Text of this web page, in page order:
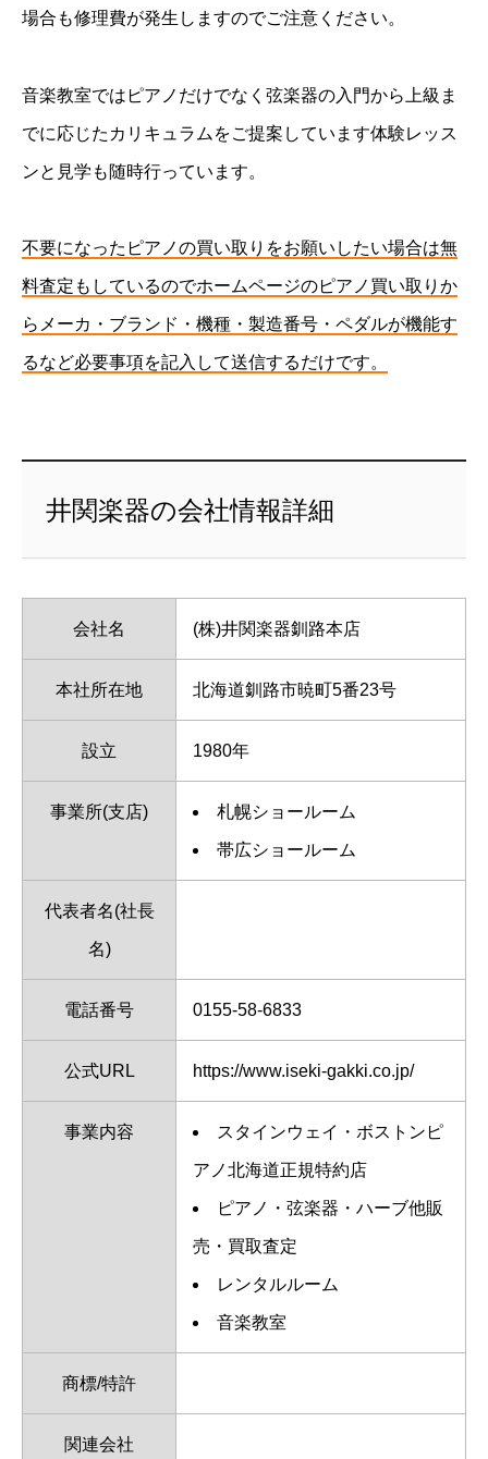
場合も修理費が発生しますのでご注意ください。
音楽教室ではピアノだけでなく弦楽器の入門から上級ま
でに応じたカリキュラムをご提案しています体験レッス
ンと見学も随時行っています。
不要になったピアノの買い取りをお願いしたい場合は無
料査定もしているのでホームページのピアノ買い取りか
らメーカ・ブランド・機種・製造番号・ペダルが機能す
るなど必要事項を記入して送信するだけです。
井関楽器の会社情報詳細
会社名 (株)井関楽器釧路本店
本社所在地 北海道釧路市暁町5番23号
設立 1980年
事業所(支店) 札幌ショールーム
帯広ショールーム
代表者名(社長
名)
電話番号 0155-58-6833
公式URL https://www.iseki-gakki.co.jp/
事業内容 スタインウェイ・ボストンピ
アノ北海道正規特約店
ピアノ・弦楽器・ハーブ他販
売・買取査定
レンタルルーム
音楽教室
商標/特許
関連会社